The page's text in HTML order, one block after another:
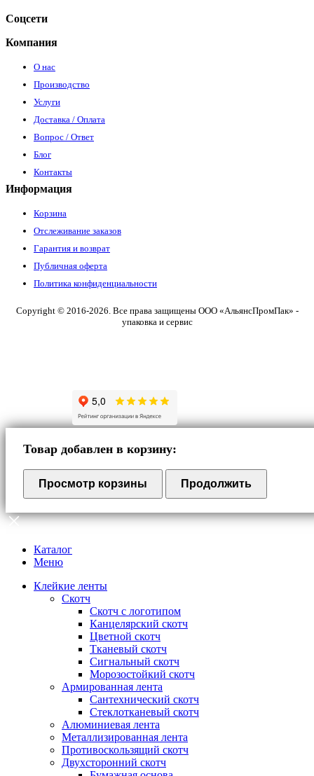
Соцсети
Компания
О нас
Производство
Услуги
Доставка / Оплата
Вопрос / Ответ
Блог
Контакты
Информация
Корзина
Отслеживание заказов
Гарантия и возврат
Публичная оферта
Политика конфиденциальности
Copyright © 2016-2026. Все права защищены ООО «АльянсПромПак» -
упаковка и сервис
Товар добавлен в корзину:
Просмотр корзины Продолжить
Каталог
Меню
Клейкие ленты
Скотч
Скотч с логотипом
Канцелярский скотч
Цветной скотч
Тканевый скотч
Сигнальный скотч
Морозостойкий скотч
Армированная лента
Сантехнический скотч
Стеклотканевый скотч
Алюминиевая лента
Металлизированная лента
Противоскользящий скотч
Двухсторонний скотч